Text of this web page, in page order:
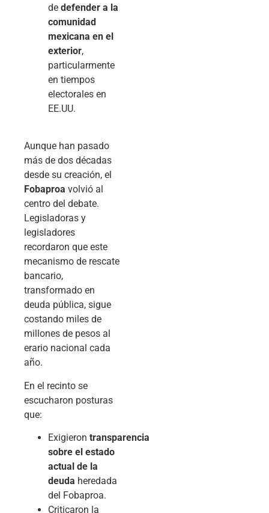
de defender a la
comunidad
mexicana en el
exterior,
particularmente
en tiempos
electorales en
EE.UU.
Aunque han pasado
más de dos décadas
desde su creación, el
Fobaproa volvió al
centro del debate.
Legisladoras y
legisladores
recordaron que este
mecanismo de rescate
bancario,
transformado en
deuda pública, sigue
costando miles de
millones de pesos al
erario nacional cada
año.
En el recinto se
escucharon posturas
que:
Exigieron transparencia
sobre el estado
actual de la
deuda heredada
del Fobaproa.
Criticaron la